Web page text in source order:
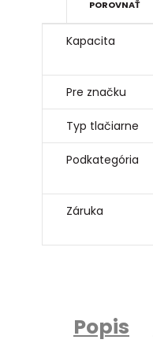
POROVNAŤ
Kapacita
Pre značku
Typ tlačiarne
Podkategória
Záruka
Popis